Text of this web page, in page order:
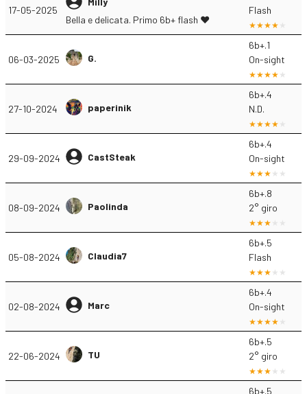
17-05-2025
Bella e delicata. Primo 6b+ flash ❤️
Flash
06-03-2025 G.
6b+.1
On-sight
27-10-2024 paperinik
6b+.4
N.D.
29-09-2024 CastSteak
6b+.4
On-sight
08-09-2024 Paolinda
6b+.8
2° giro
05-08-2024 Claudia7
6b+.5
Flash
02-08-2024 Marc
6b+.4
On-sight
22-06-2024 TU
6b+.5
2° giro
6b+.5